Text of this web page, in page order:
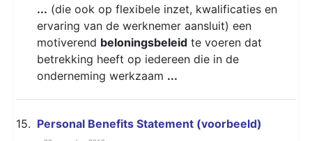
... (die ook op flexibele inzet, kwalificaties en
ervaring van de werknemer aansluit) een
motiverend beloningsbeleid te voeren dat
betrekking heeft op iedereen die in de
onderneming werkzaam ...
15. Personal Benefits Statement (voorbeeld)